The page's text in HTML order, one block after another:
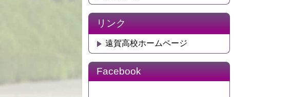
リンク
遠賀高校ホームページ
Facebook